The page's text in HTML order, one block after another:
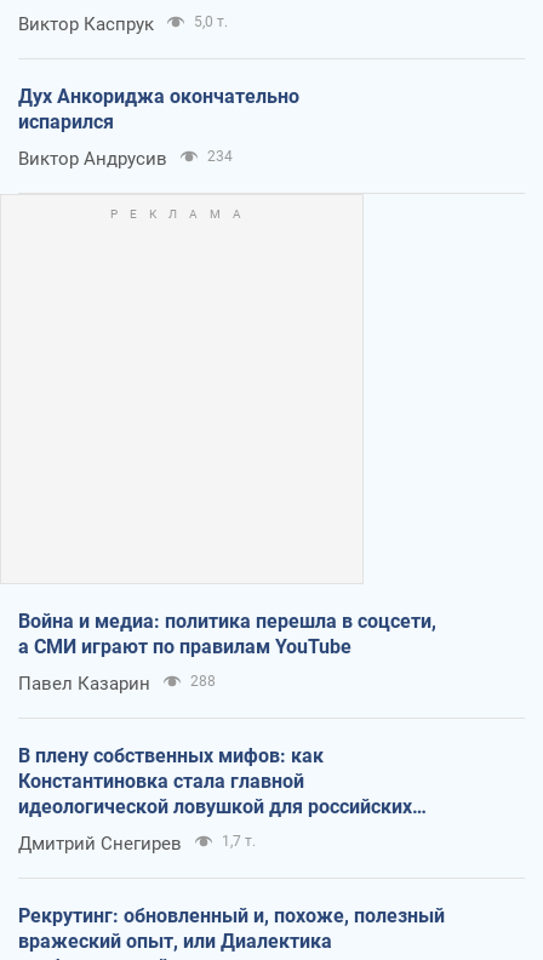
Виктор Каспрук 5,0 т.
Дух Анкориджа окончательно
испарился
Виктор Андрусив 234
Война и медиа: политика перешла в соцсети,
а СМИ играют по правилам YouTube
Павел Казарин 288
В плену собственных мифов: как
Константиновка стала главной
идеологической ловушкой для российских
оккупантов
Дмитрий Снегирев 1,7 т.
Рекрутинг: обновленный и, похоже, полезный
вражеский опыт, или Диалектика